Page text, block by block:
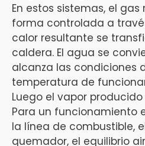
En estos sistemas, el
forma controlada a
calor resultante se
caldera. El agua se
alcanza las condiciones
temperatura de
Luego el vapor
Para un funcionamiento
la línea de combustible,
quemador, el equilibrio